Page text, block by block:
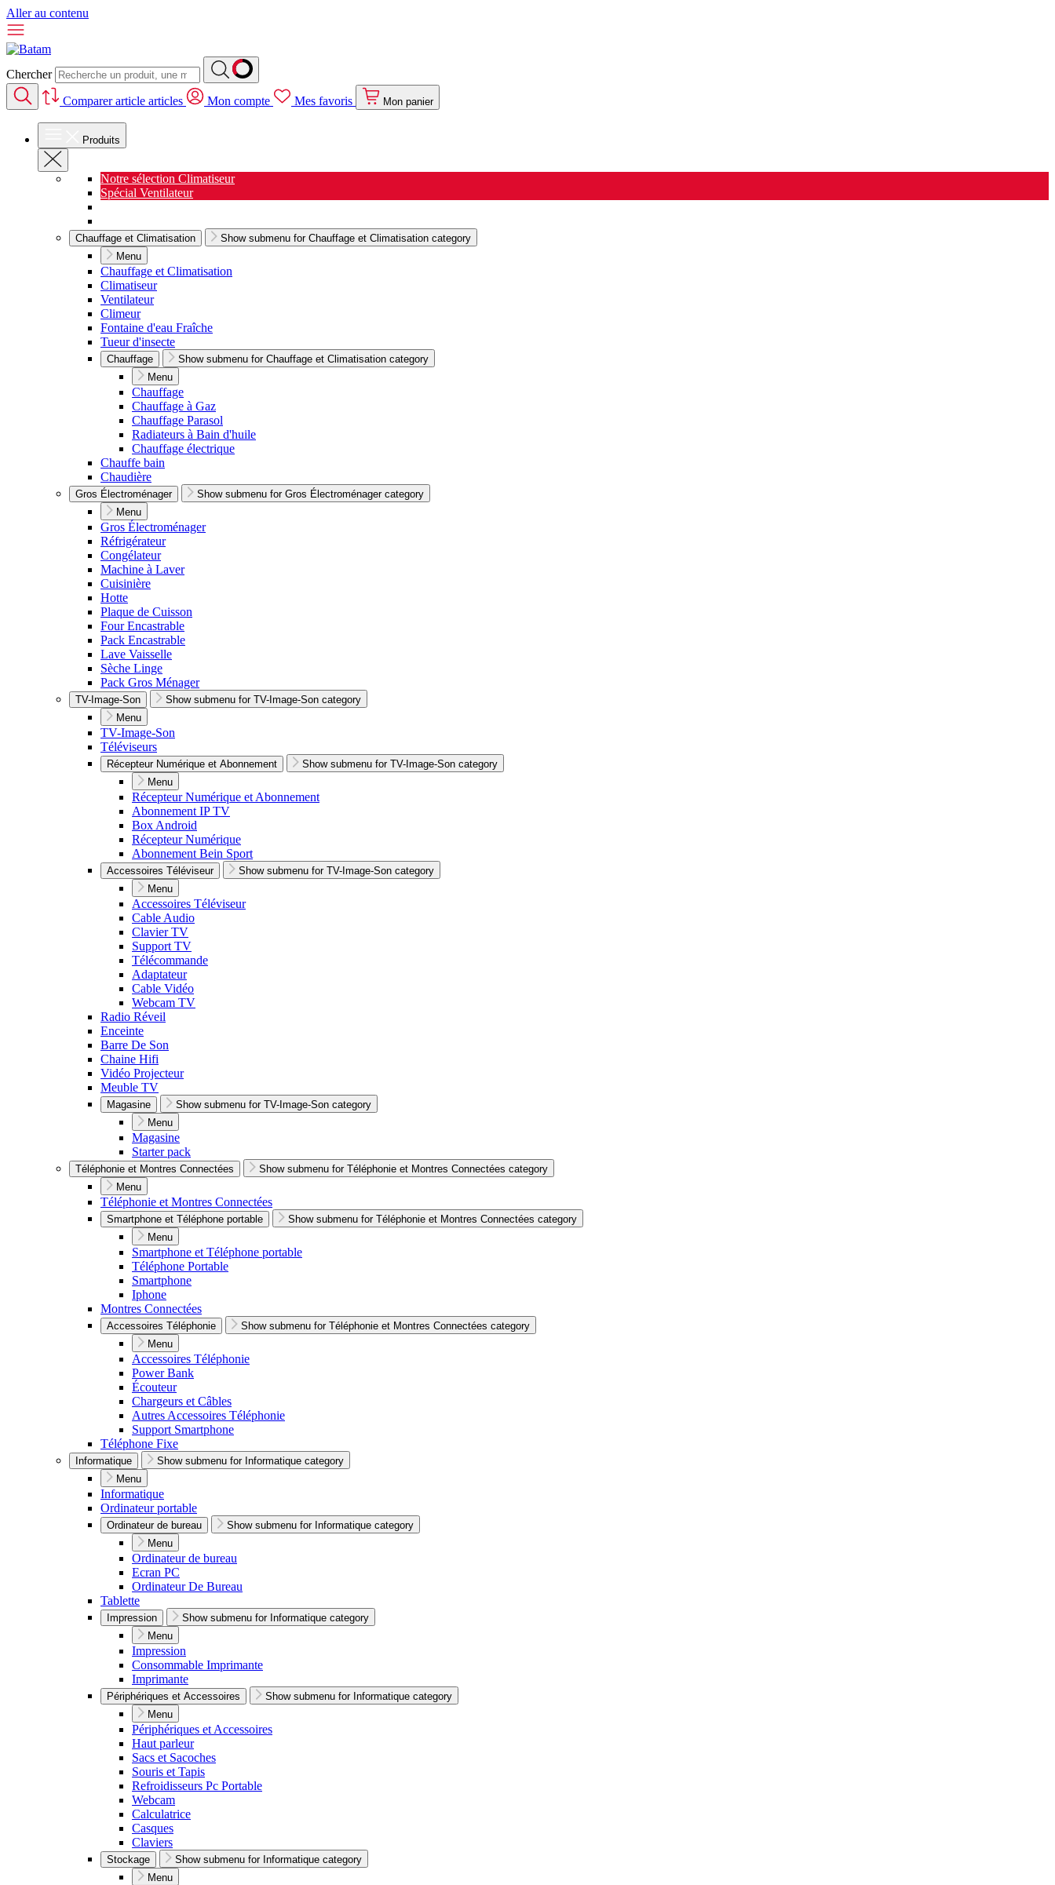
Aller au contenu
Chercher
Comparerarticle articles Mon compte Mes favoris Mon panier
Produits
Notre sélection Climatiseur
Spécial Ventilateur
Chauffage et Climatisation
Show submenu for Chauffage et Climatisation category
Menu
Chauffage et Climatisation
Climatiseur
Ventilateur
Climeur
Fontaine d'eau Fraîche
Tueur d'insecte
Chauffage
Show submenu for Chauffage et Climatisation category
Menu
Chauffage
Chauffage à Gaz
Chauffage Parasol
Radiateurs à Bain d'huile
Chauffage électrique
Chauffe bain
Chaudière
Gros Électroménager
Show submenu for Gros Électroménager category
Menu
Gros Électroménager
Réfrigérateur
Congélateur
Machine à Laver
Cuisinière
Hotte
Plaque de Cuisson
Four Encastrable
Pack Encastrable
Lave Vaisselle
Sèche Linge
Pack Gros Ménager
TV-Image-Son
Show submenu for TV-Image-Son category
Menu
TV-Image-Son
Téléviseurs
Récepteur Numérique et Abonnement
Show submenu for TV-Image-Son category
Menu
Récepteur Numérique et Abonnement
Abonnement IP TV
Box Android
Récepteur Numérique
Abonnement Bein Sport
Accessoires Téléviseur
Show submenu for TV-Image-Son category
Menu
Accessoires Téléviseur
Cable Audio
Clavier TV
Support TV
Télécommande
Adaptateur
Cable Vidéo
Webcam TV
Radio Réveil
Enceinte
Barre De Son
Chaine Hifi
Vidéo Projecteur
Meuble TV
Magasine
Show submenu for TV-Image-Son category
Menu
Magasine
Starter pack
Téléphonie et Montres Connectées
Show submenu for Téléphonie et Montres Connectées category
Menu
Téléphonie et Montres Connectées
Smartphone et Téléphone portable
Show submenu for Téléphonie et Montres Connectées category
Menu
Smartphone et Téléphone portable
Téléphone Portable
Smartphone
Iphone
Montres Connectées
Accessoires Téléphonie
Show submenu for Téléphonie et Montres Connectées category
Menu
Accessoires Téléphonie
Power Bank
Écouteur
Chargeurs et Câbles
Autres Accessoires Téléphonie
Support Smartphone
Téléphone Fixe
Informatique
Show submenu for Informatique category
Menu
Informatique
Ordinateur portable
Ordinateur de bureau
Show submenu for Informatique category
Menu
Ordinateur de bureau
Ecran PC
Ordinateur De Bureau
Tablette
Impression
Show submenu for Informatique category
Menu
Impression
Consommable Imprimante
Imprimante
Périphériques et Accessoires
Show submenu for Informatique category
Menu
Périphériques et Accessoires
Haut parleur
Sacs et Sacoches
Souris et Tapis
Refroidisseurs Pc Portable
Webcam
Calculatrice
Casques
Claviers
Stockage
Show submenu for Informatique category
Menu